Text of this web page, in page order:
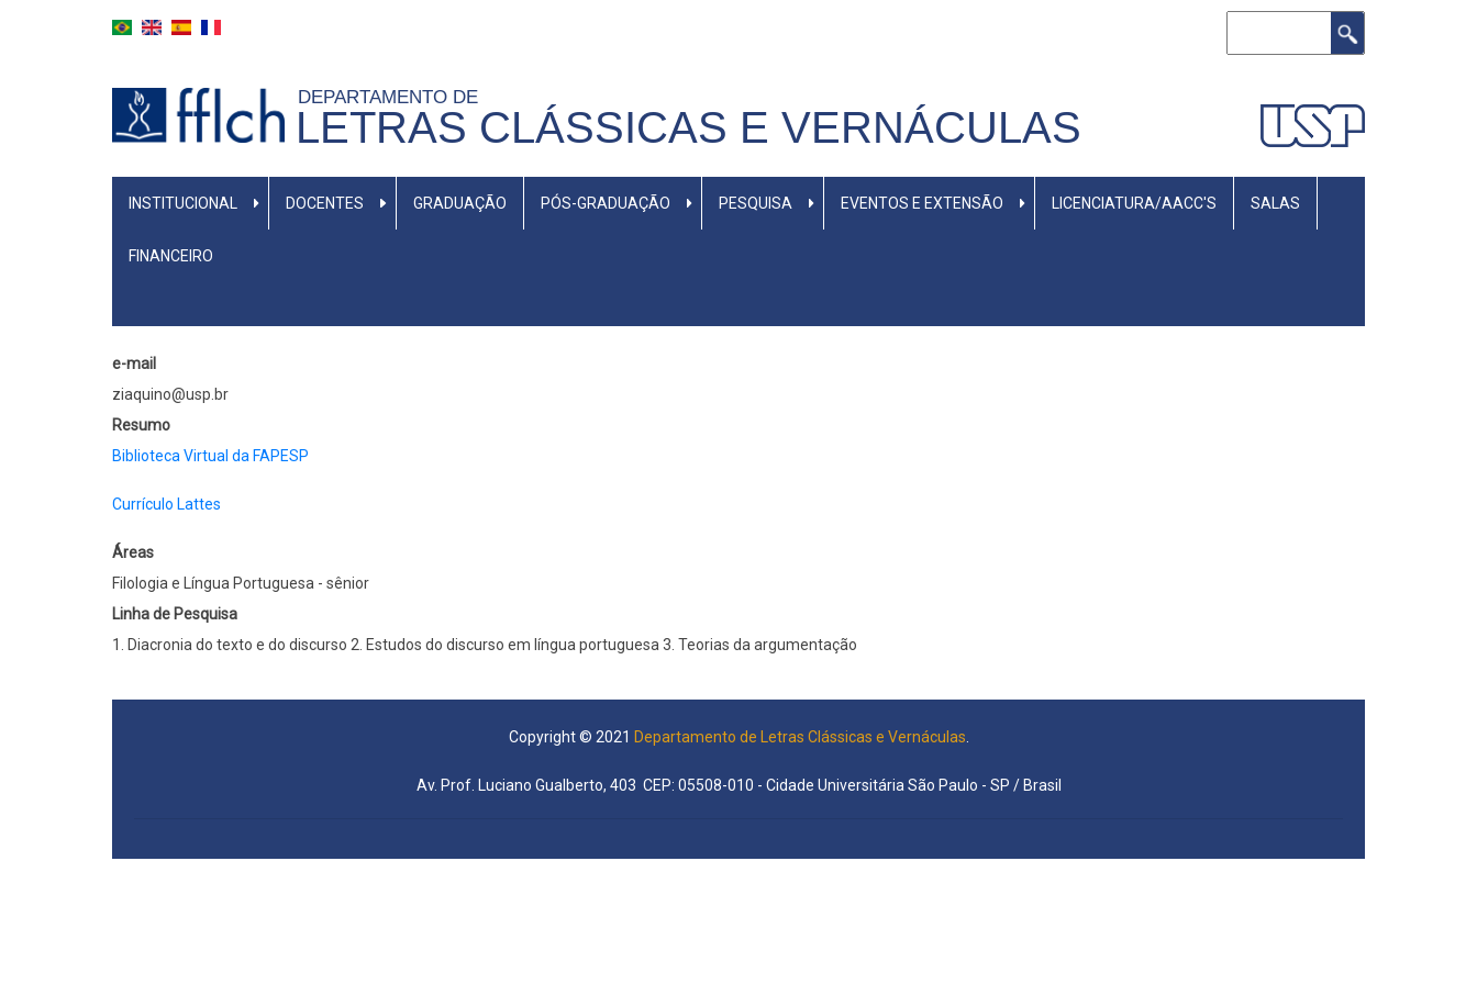
DEPARTAMENTO DE
LETRAS CLÁSSICAS E VERNÁCULAS
MENU
INSTITUCIONAL DOCENTES GRADUAÇÃO PÓS-GRADUAÇÃO PESQUISA EVENTOS E EXTENSÃO LICENCIATURA/AACC'S SALAS
FINANCEIRO
e-mail
ziaquino@usp.br
Resumo
Biblioteca Virtual da FAPESP
Currículo Lattes
Áreas
Filologia e Língua Portuguesa - sênior
Linha de Pesquisa
1. Diacronia do texto e do discurso 2. Estudos do discurso em língua portuguesa 3. Teorias da argumentação
Copyright © 2021 Departamento de Letras Clássicas e Vernáculas
Av. Prof. Luciano Gualberto, 403 CEP: 05508-010 - Cidade Universitária São Paulo - SP / Brasil